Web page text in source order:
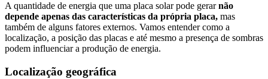
A quantidade de energia que uma placa solar pode gerarnão
depende apenas das características da própria placa, mas
também de alguns fatores externos. Vamos entender como a
localização, a posição das placas e até mesmo a presença de sombras
podem influenciar a produção de energia.
Localização geográfica